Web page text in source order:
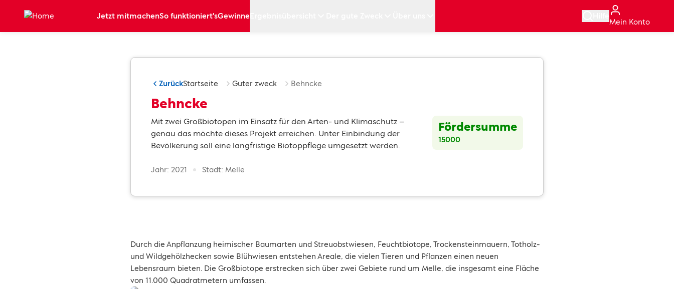
Zum Hauptinhalt springen
Jetzt mitmachenSo funktioniert'sGewinne
Mein Konto
ZurückStartseite Guter zweck Behncke
Behncke
Mit zwei Großbiotopen im Einsatz für den Arten- und Klimaschutz –
genau das möchte dieses Projekt erreichen. Unter Einbindung der
Bevölkerung soll eine langfristige Biotoppflege umgesetzt werden.
Fördersumme
15000
Jahr: 2021 Stadt: Melle
Durch die Anpflanzung heimischer Baumarten und Streuobstwiesen, Feuchtbiotope, Trockensteinmauern, Totholz-
und Wildgehölzhecken sowie Blühwiesen entstehen Areale, die vielen Tieren und Pflanzen einen neuen
Lebensraum bieten. Die Großbiotope erstrecken sich über zwei Gebiete rund um Melle, die insgesamt eine Fläche
von 11.000 Quadratmetern umfassen.